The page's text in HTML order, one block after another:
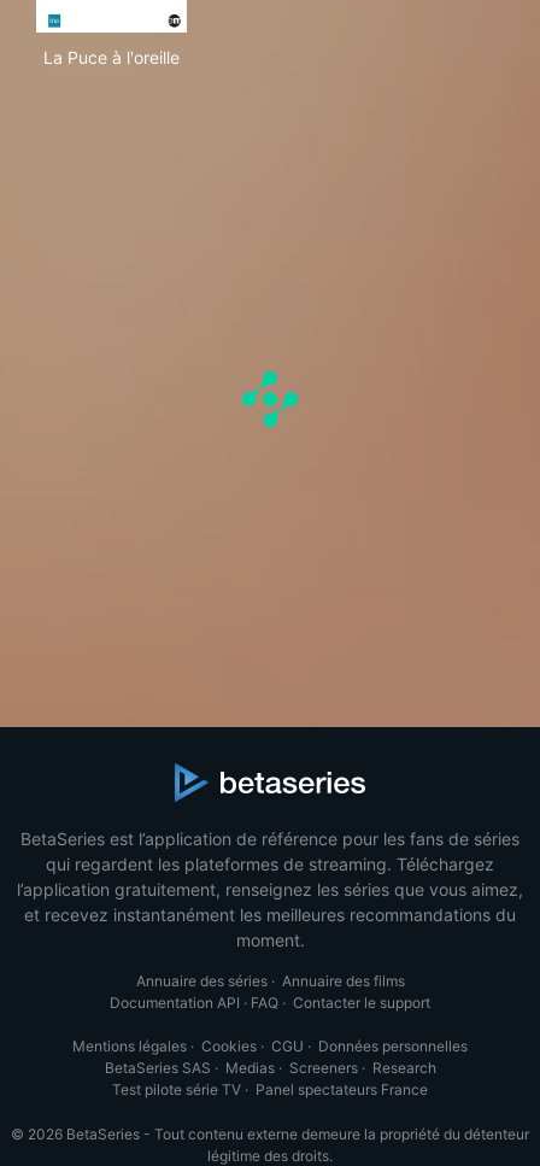
La Puce à l'oreille
BetaSeries est l’application de référence pour les fans de séries
qui regardent les plateformes de streaming. Téléchargez
l’application gratuitement, renseignez les séries que vous aimez,
et recevez instantanément les meilleures recommandations du
moment.
Annuaire des séries· Annuaire des films
Documentation API · FAQ · Contacter le support
Mentions légales · Cookies · CGU · Données personnelles
BetaSeries SAS · Medias· Screeners· Research
Test pilote série TV · Panel spectateurs France
© 2026 BetaSeries - Tout contenu externe demeure la propriété du détenteur
légitime des droits.